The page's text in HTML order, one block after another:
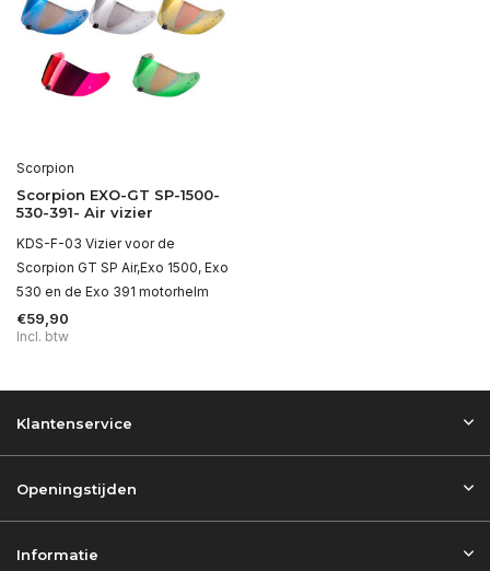
Scorpion
Scorpion EXO-GT SP-1500-
530-391- Air vizier
KDS-F-03 Vizier voor de
Scorpion GT SP Air,Exo 1500, Exo
530 en de Exo 391 motorhelm
€59,90
Incl. btw
Klantenservice
Openingstijden
Informatie